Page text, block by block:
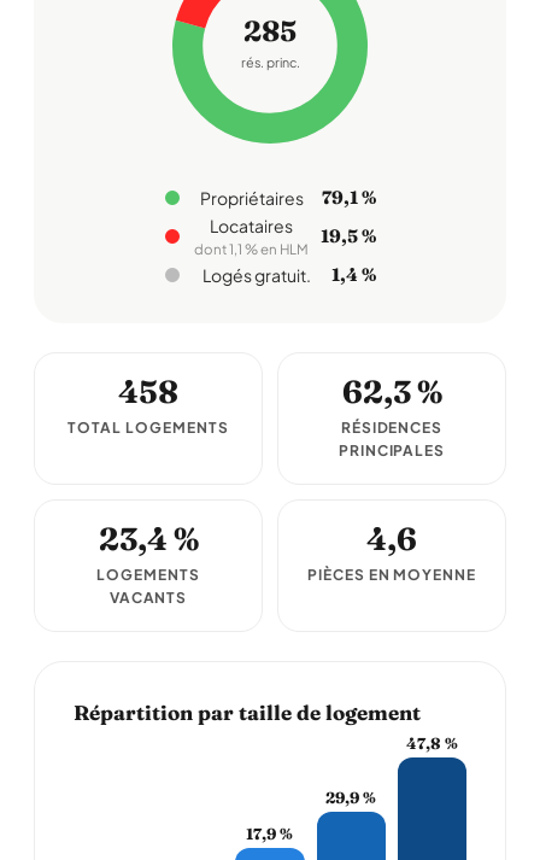
285
rés. princ.
Propriétaires 79,1 %
Locataires
dont 1,1 % en HLM
19,5 %
Logés gratuit. 1,4 %
458
TOTAL LOGEMENTS
62,3 %
RÉSIDENCES
PRINCIPALES
23,4 %
LOGEMENTS
VACANTS
4,6
PIÈCES EN MOYENNE
Répartition par taille de logement
17,9 %
29,9 %
47,8 %